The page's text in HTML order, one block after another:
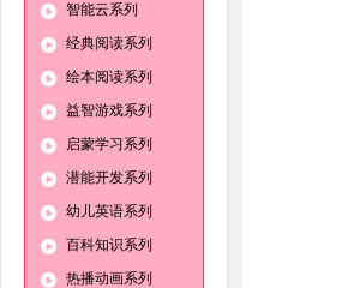
智能云系列
经典阅读系列
绘本阅读系列
益智游戏系列
启蒙学习系列
潜能开发系列
幼儿英语系列
百科知识系列
热播动画系列